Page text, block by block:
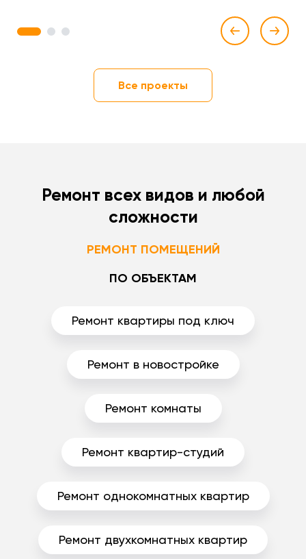
1 2 3
Все проекты
Ремонт всех видов и любой
сложности
РЕМОНТ ПОМЕЩЕНИЙ
ПО ОБЪЕКТАМ
Ремонт квартиры под ключ
Ремонт в новостройке
Ремонт комнаты
Ремонт квартир-студий
Ремонт однокомнатных квартир
Ремонт двухкомнатных квартир